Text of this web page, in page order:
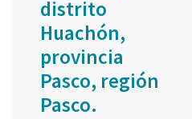
distrito
Huachón,
provincia
Pasco, región
Pasco.